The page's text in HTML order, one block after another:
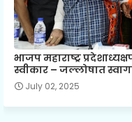
भाजप महाराष्ट्र
स्वीकार – जल्लोषात
July 02, 2025